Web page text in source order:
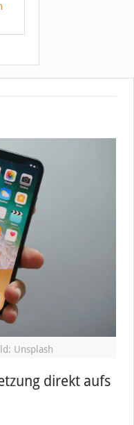
Unsplash
direkt aufs